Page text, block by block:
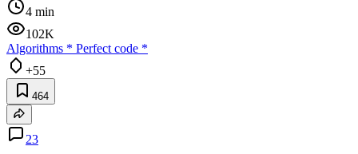
4 min
102K
Algorithms * Perfect code *
+55
464
23